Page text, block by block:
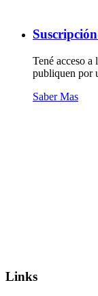
Tené acceso a
publiquen por
Saber Mas
Links